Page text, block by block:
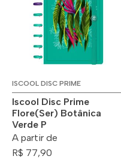
ISCOOL DISC PRIME
Iscool Disc Prime
Flore(Ser) Botânica
Verde P
A partir de
R$ 77,90